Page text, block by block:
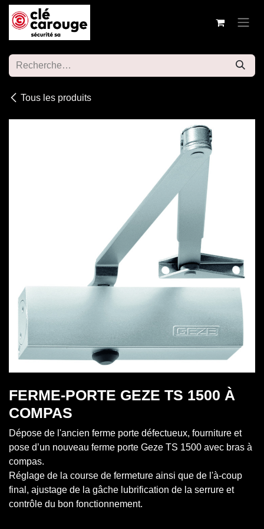
Se rendre au contenu
Tous les produits
FERME-PORTE GEZE TS 1500 À
COMPAS
Dépose de l'ancien ferme porte défectueux, fourniture et
pose d’un nouveau ferme porte Geze TS 1500 avec bras à
compas.
Réglage de la course de fermeture ainsi que de l'à-coup
final, ajustage de la gâche lubrification de la serrure et
contrôle du bon fonctionnement.